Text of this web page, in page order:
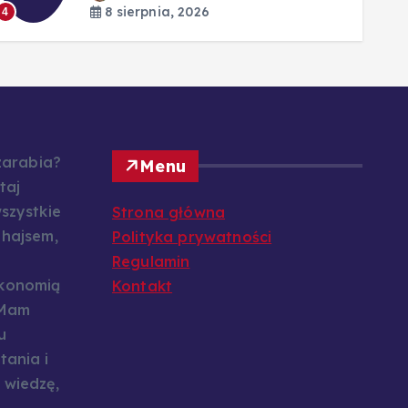
4 8 sierpnia, 2026
i
Menu
Strona główna
Polityka prywatności
Regulamin
Kontakt